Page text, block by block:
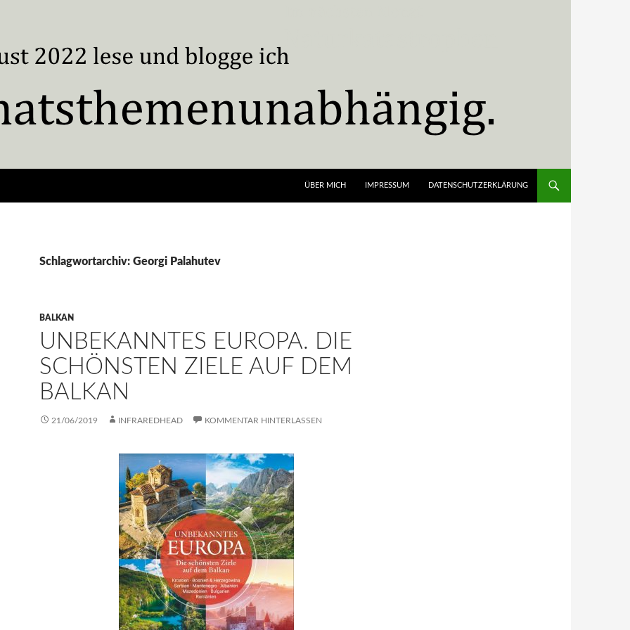
ÜBER MICH IMPRESSUM DATENSCHUTZERKLÄRUNG
Schlagwortarchiv: Georgi Palahutev
BALKAN
UNBEKANNTES EUROPA. DIE
SCHÖNSTEN ZIELE AUF DEM
BALKAN
21/06/2019 INFRAREDHEAD KOMMENTAR HINTERLASSEN